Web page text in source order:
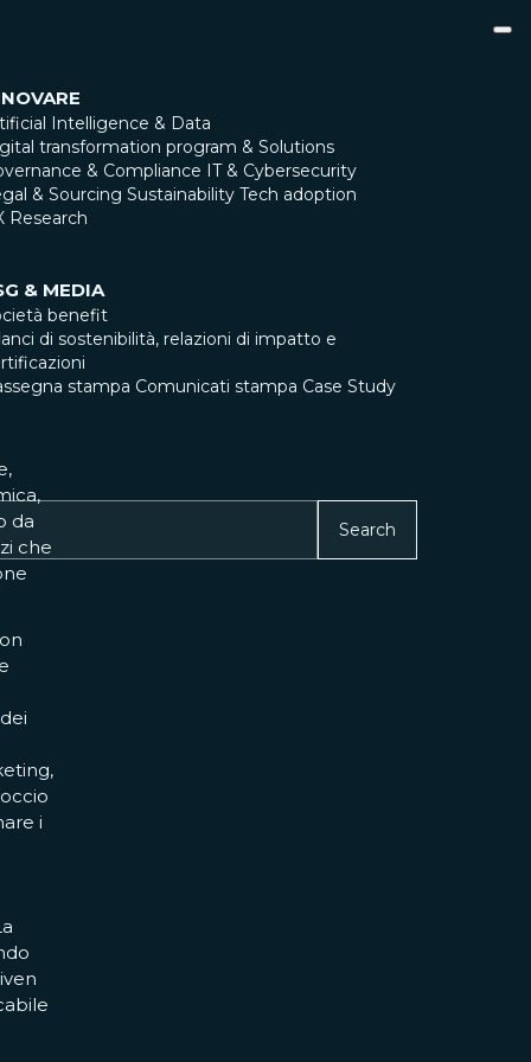
Intelligence & Data
transformation program & Solutions
& Compliance IT & Cybersecurity
& Sourcing Sustainability Tech adoption
Research
& MEDIA
benefit
di sostenibilità, relazioni di impatto e
stampa Comunicati stampa Case Study
Search
da
che
i